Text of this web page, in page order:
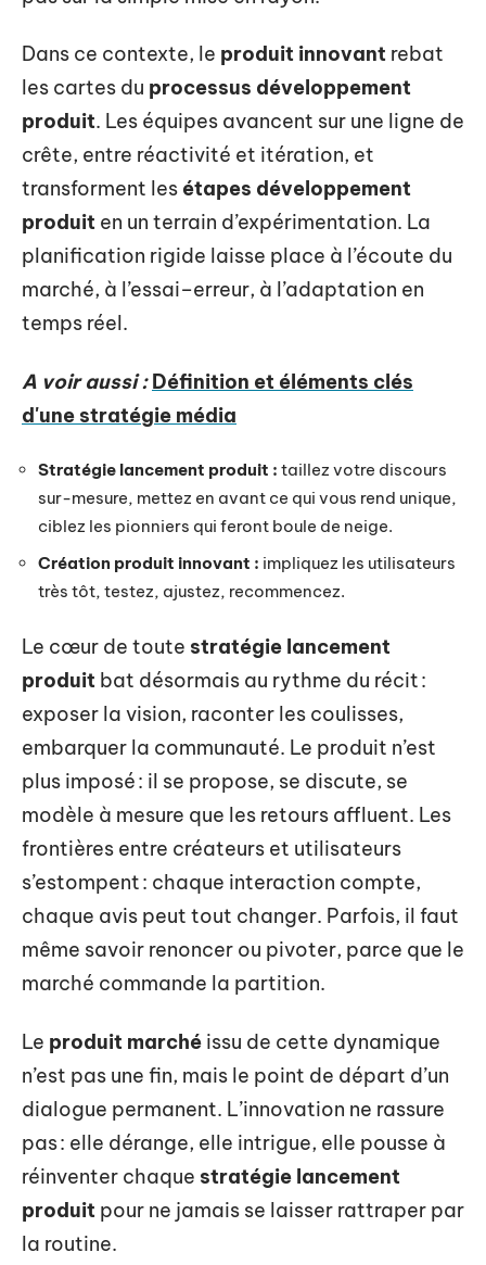
Dans ce contexte, le produit innovant rebat
les cartes du processus développement
produit. Les équipes avancent sur une ligne de
crête, entre réactivité et itération, et
transforment les étapes développement
produit en un terrain d’expérimentation. La
planification rigide laisse place à l’écoute du
marché, à l’essai–erreur, à l’adaptation en
temps réel.
A voir aussi : Définition et éléments clés
d'une stratégie média
Stratégie lancement produit : taillez votre discours
sur-mesure, mettez en avant ce qui vous rend unique,
ciblez les pionniers qui feront boule de neige.
Création produit innovant : impliquez les utilisateurs
très tôt, testez, ajustez, recommencez.
Le cœur de toute stratégie lancement
produit bat désormais au rythme du récit :
exposer la vision, raconter les coulisses,
embarquer la communauté. Le produit n’est
plus imposé : il se propose, se discute, se
modèle à mesure que les retours affluent. Les
frontières entre créateurs et utilisateurs
s’estompent : chaque interaction compte,
chaque avis peut tout changer. Parfois, il faut
même savoir renoncer ou pivoter, parce que le
marché commande la partition.
Le produit marché issu de cette dynamique
n’est pas une fin, mais le point de départ d’un
dialogue permanent. L’innovation ne rassure
pas : elle dérange, elle intrigue, elle pousse à
réinventer chaque stratégie lancement
produit pour ne jamais se laisser rattraper par
la routine.